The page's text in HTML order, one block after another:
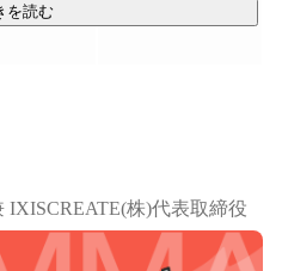
を読む
IXISCREATE(株)代表取締役